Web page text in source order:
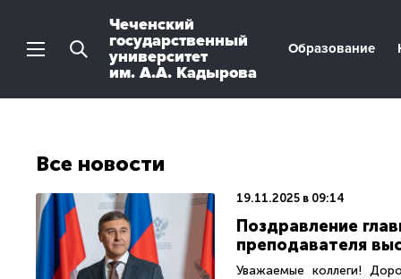
Чеченский
государственный
университет
им. А.А. Кадырова
Образование
Все новости
19.11.2025 в 09:14
Поздравление
преподавателя
Уважаемые коллеги!